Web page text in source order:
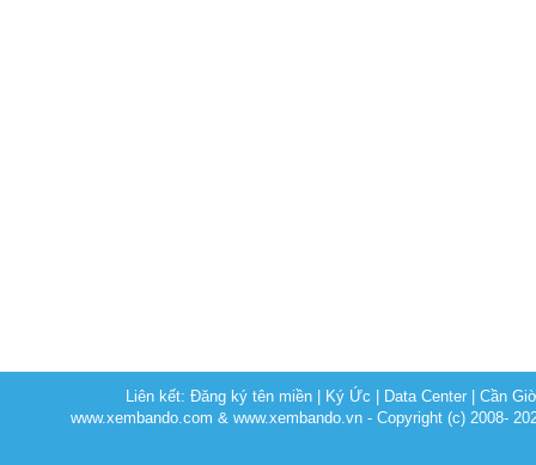
Liên kết:Đăng ký tên miền Ký Ức Data Center |Cần
www.xembando.com & www.xembando.vn - Copyright (c) 2008-